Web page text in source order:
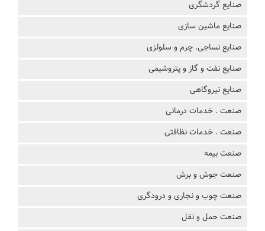
صنایع گردشگری
صنایع ماشین سازی
صنایع نساجی. چرم و سلولزی
صنایع نفت و گاز و پتروشیمی
صنایع نیروگاهی
صنعت . خدمات درمانی
صنعت . خدمات نظافتی
صنعت بیمه
صنعت جوش و برش
صنعت چوب و نجاری و درودگری
صنعت حمل و نقل